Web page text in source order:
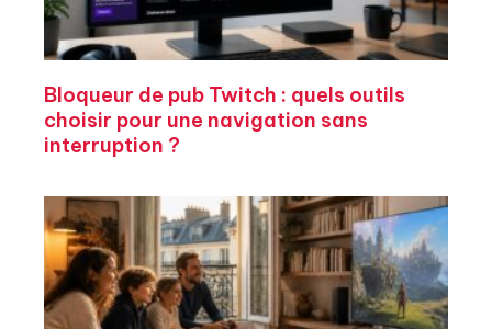
Bloqueur de pub Twitch : quels outils
choisir pour une navigation sans
interruption ?